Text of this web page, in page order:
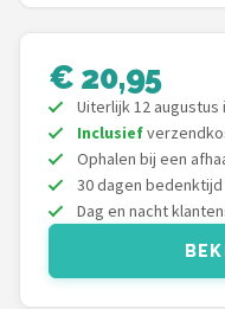
Fako Sunglasses®
Serengeti
Alle merken →
€ 20,95
Uiterlijk 12 augustus
Inclusief
Ophalen bij een
30 dagen
Dag en nacht